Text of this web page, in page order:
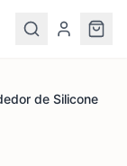
de Silicone